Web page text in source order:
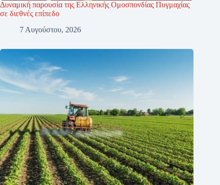
Δυναμική παρουσία της Ελληνικής Ομοσπονδίας Πυγμαχίας
σε διεθνές επίπεδο
7 Αυγούστου, 2026